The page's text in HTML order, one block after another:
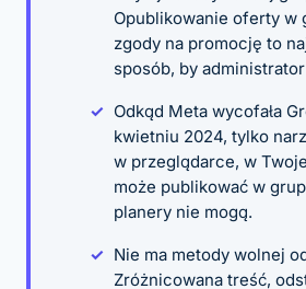
Opublikowanie oferty w
zgody na promocję to
sposób, by administrator
Odkąd Meta wycofała
kwietniu 2024, tylko
w przeglądarce, w
może publikować w
planery nie mogą.
Nie ma metody wolnej
Zróżnicowana treść,